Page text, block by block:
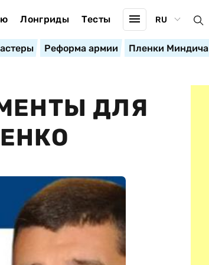
Лонгриды Тесты RU
Реформа армии Пленки Миндича
ДЛЯ